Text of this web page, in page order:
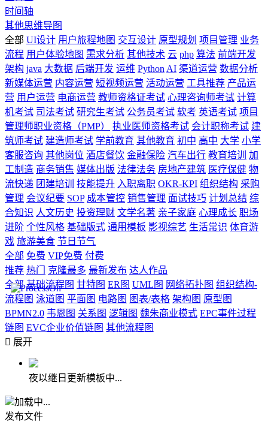
时间轴
其他思维导图
全部 UI设计 用户旅程地图 交互设计 原型规划 项目管理 业务
流程 用户体验地图 需求分析 其他技术 云 php 算法 前端开发
架构 java 大数据 后端开发 运维 Python AI 渠道运营 数据分析
新媒体运营 内容运营 短视频运营 活动运营 工具推荐 产品运
营 用户运营 电商运营 教师资格证考试 心理咨询师考试 计算
机考试 司法考试 研究生考试 公务员考试 软考 英语考试 项目
管理师职业资格（PMP）
执业医师资格考试 会计职称考试 建
筑师考试 建造师考试 学前教育 其他教育 初中 高中 大学 小学
客服咨询 其他岗位 酒店餐饮 金融保险 汽车出行 教育培训
加
工制造 商务销售 媒体出版 法律法务 房地产建筑 医疗保健 物
流快递 团建培训 技能提升 入职离职 OKR-KPI 组织结构 采购
管理 会议纪要 SOP 成本管控 销售管理 面试技巧 计划总结 综
合知识 人文历史 投资理财 文学名著 亲子家庭 心理成长 职场
进阶 个性风格 基础版式 通用模板 影视综艺 生活常识 体育游
戏 旅游美食 节日节气
全部 免费 VIP免费 付费
推荐 热门 克隆最多 最新发布 达人作品
全部 基础流程图 甘特图 ER图 UML图 网络拓扑图 组织结构-
流程图 泳道图 平面图 电路图 图表/表格 架构图 原型图
BPMN2.0 韦恩图 关系图 逻辑图 魏朱商业模式 EPC事件过程
链图 EVC企业价值链图 其他流程图
 展开
夜以继日更新模板中...
加载中...
发布文件